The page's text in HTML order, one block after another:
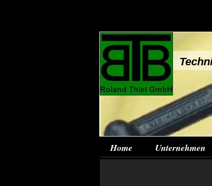
Home Unternehmen